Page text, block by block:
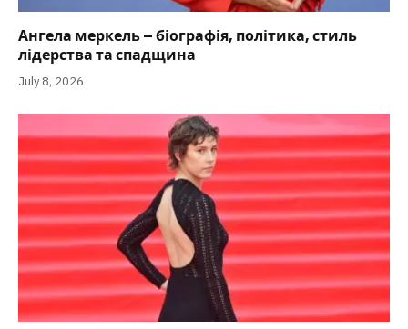
Ангела меркель – біографія, політика, стиль
лідерства та спадщина
July 8, 2026